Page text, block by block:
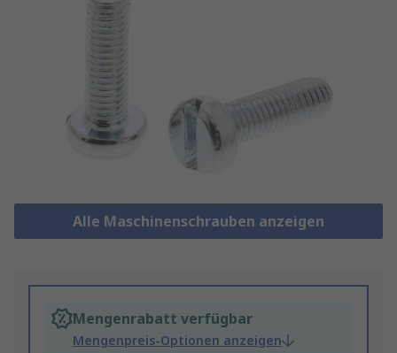
Alle Maschinenschrauben anzeigen
Mengenrabatt verfügbar
Mengenpreis-Optionen anzeigen